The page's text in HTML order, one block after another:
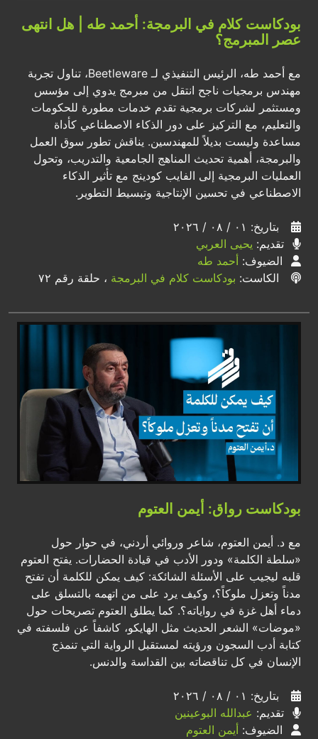
بودكاست كلام في البرمجة: أحمد طه | هل انتهى
عصر المبرمج؟
مع أحمد طه، الرئيس التنفيذي لـ Beetleware، تناول تجربة
مهندس برمجيات ناجح انتقل من مبرمج يدوي إلى مؤسس
ومستثمر لشركات برمجية تقدم خدمات مطورة للحكومات
والتعليم، مع التركيز على دور الذكاء الاصطناعي كأداة
مساعدة وليست بديلاً للمهندسين. يناقش تطور سوق العمل
والبرمجة، أهمية تحديث المناهج الجامعية والتدريب، وتحول
العمليات البرمجية إلى الفايب كودينج مع تأثير الذكاء
الاصطناعي في تحسين الإنتاجية وتبسيط التطوير.
بتاريخ: ٠١ / ٠٨ / ٢٠٢٦
تقديم: يحيى العربي
الضيوف: أحمد طه
الكاست: بودكاست كلام في البرمجة ، حلقة رقم ٧٢
بودكاست رواق: أيمن العتوم
مع د. أيمن العتوم، شاعر وروائي أردني، في حوار حول
«سلطة الكلمة» ودور الأدب في قيادة الحضارات. يفتح العتوم
قلبه ليجيب على الأسئلة الشائكة: كيف يمكن للكلمة أن تفتح
مدناً وتعزل ملوكاً؟، وكيف يرد على من اتهمه بالتسلق على
دماء أهل غزة في رواياته؟. كما يطلق العتوم تصريحات حول
«موضات» الشعر الحديث مثل الهايكو، كاشفاً عن فلسفته في
كتابة أدب السجون ورؤيته لمستقبل الرواية التي تنمذج
الإنسان في كل تناقضاته بين القداسة والدنس.
بتاريخ: ٠١ / ٠٨ / ٢٠٢٦
تقديم: عبدالله البوعينين
الضيوف: أيمن العتوم